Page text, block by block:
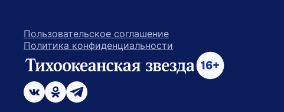
Пользовательское соглашение
Политика конфиденциальности
ссылка на главную
возрастное ограничение 16+
ссылка на страницу в Вконтакте
ссылка на страницу в Одноклассниках
ссылка на канал в Телеграмм